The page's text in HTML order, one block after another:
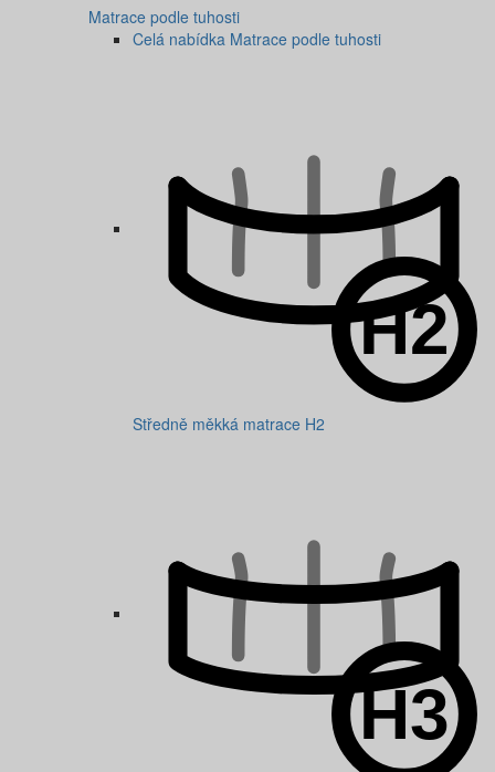
Matrace podle tuhosti
Celá nabídka Matrace podle tuhosti
Středně měkká matrace H2